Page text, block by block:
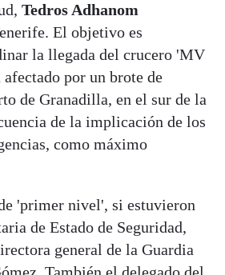
Tedros Adhanom
El objetivo es
la llegada del crucero 'MV
por un brote de
de Granadilla, en el sur de la
de la implicación de los
como máximo
'primer nivel', si estuvieron
de Estado de Seguridad,
general de la Guardia